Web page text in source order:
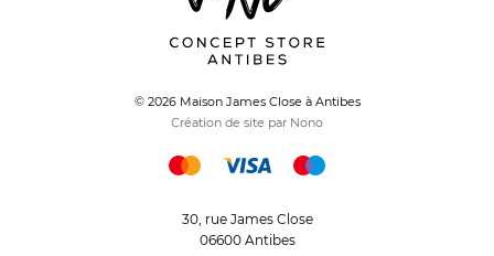
© 2026 Maison James Close à Antibes
Création de site par Nono
30, rue James Close
06600 Antibes